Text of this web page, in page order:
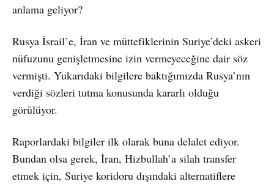
anlama geliyor?
Rusya İsrail’e, İran ve müttefiklerinin Suriye’deki askeri
nüfuzunu genişletmesine izin vermeyeceğine dair söz
vermişti. Yukarıdaki bilgilere baktığımızda Rusya’nın
verdiği sözleri tutma konusunda kararlı olduğu
görülüyor.
Raporlardaki bilgiler ilk olarak buna delalet ediyor.
Bundan olsa gerek, İran, Hizbullah’a silah transfer
etmek için, Suriye koridoru dışındaki alternatiflere